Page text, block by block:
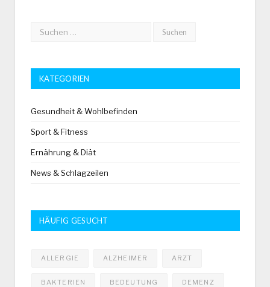
KATEGORIEN
Gesundheit & Wohlbefinden
Sport & Fitness
Ernährung & Diät
News & Schlagzeilen
HÄUFIG GESUCHT
ALLERGIE ALZHEIMER ARZT
BAKTERIEN BEDEUTUNG DEMENZ